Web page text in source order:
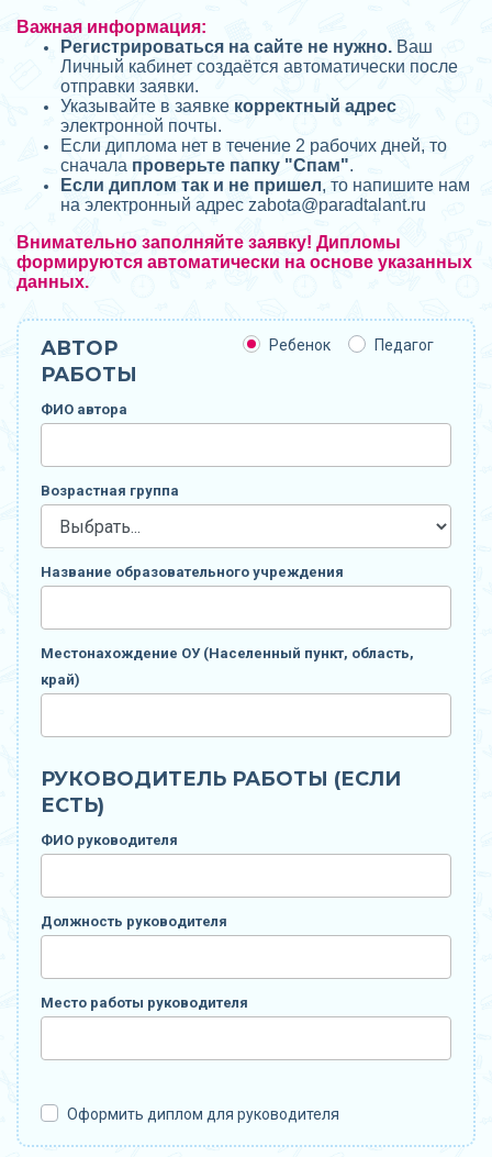
Важная информация:
Регистрироваться на сайте не нужно. Ваш
Личный кабинет создаётся автоматически после
отправки заявки.
Указывайте в заявке корректный адрес
электронной почты.
Если диплома нет в течение 2 рабочих дней, то
сначала проверьте папку "Спам".
Если диплом так и не пришел, то напишите нам
на электронный адрес zabota@paradtalant.ru
Внимательно заполняйте заявку! Дипломы
формируются автоматически на основе указанных
данных.
АВТОР
РАБОТЫ
Ребенок Педагог
ФИО автора
Возрастная группа
Название образовательного учреждения
Местонахождение ОУ (Населенный пункт, область,
край)
РУКОВОДИТЕЛЬ РАБОТЫ (ЕСЛИ
ЕСТЬ)
ФИО руководителя
Должность руководителя
Место работы руководителя
Оформить диплом для руководителя